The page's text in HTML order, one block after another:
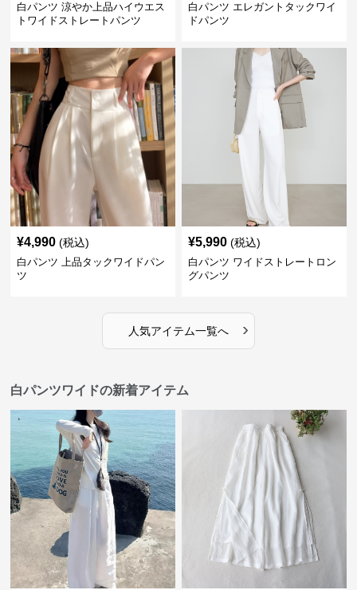
白パンツ 涼やか上品ハイウエス
トワイドストレートパンツ
白パンツ エレガントタックワイ
ドパンツ
¥4,990 (税込)
白パンツ 上品タックワイドパン
ツ
¥5,990 (税込)
白パンツ ワイドストレートロン
グパンツ
人気アイテム一覧へ ›
白パンツワイドの新着アイテム